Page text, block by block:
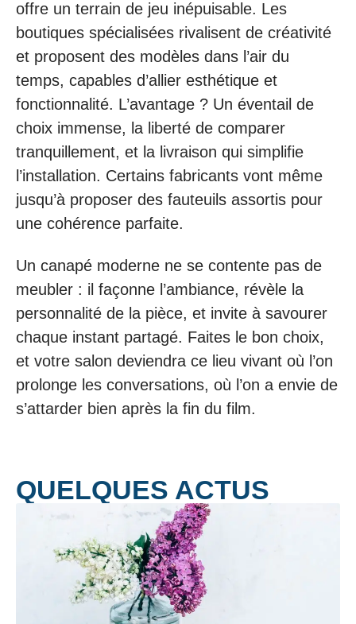
offre un terrain de jeu inépuisable. Les
boutiques spécialisées rivalisent de créativité
et proposent des modèles dans l’air du
temps, capables d’allier esthétique et
fonctionnalité. L’avantage ? Un éventail de
choix immense, la liberté de comparer
tranquillement, et la livraison qui simplifie
l’installation. Certains fabricants vont même
jusqu’à proposer des fauteuils assortis pour
une cohérence parfaite.
Un canapé moderne ne se contente pas de
meubler : il façonne l’ambiance, révèle la
personnalité de la pièce, et invite à savourer
chaque instant partagé. Faites le bon choix,
et votre salon deviendra ce lieu vivant où l’on
prolonge les conversations, où l’on a envie de
s’attarder bien après la fin du film.
QUELQUES ACTUS